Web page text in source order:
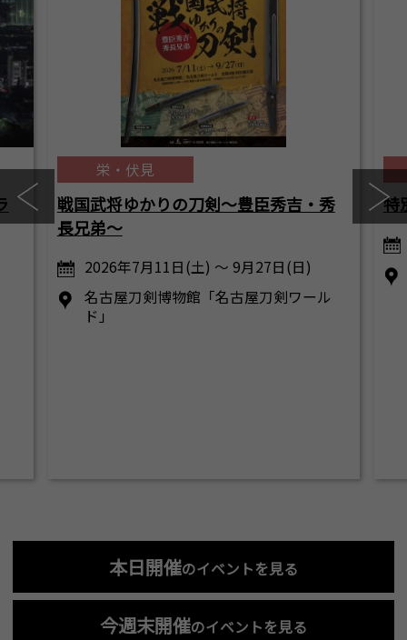
栄・伏見
戦国武将ゆかりの刀剣～豊臣秀吉・秀
長兄弟～
2026年7月11日(土) ～ 9月27日(日)
名古屋刀剣博物館「名古屋刀剣ワール
ド」
特
本日開催のイベントを見る
今週末開催のイベントを見る